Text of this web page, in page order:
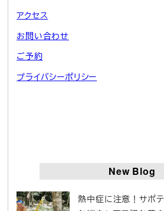
アクセス
お問い合わせ
ご予約
プライバシーポリシー
New Blog
熱中症に注意！サポ